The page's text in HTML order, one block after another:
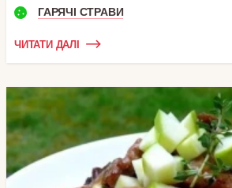
ГАРЯЧІ СТРАВИ
ЧИТАТИ ДАЛІ